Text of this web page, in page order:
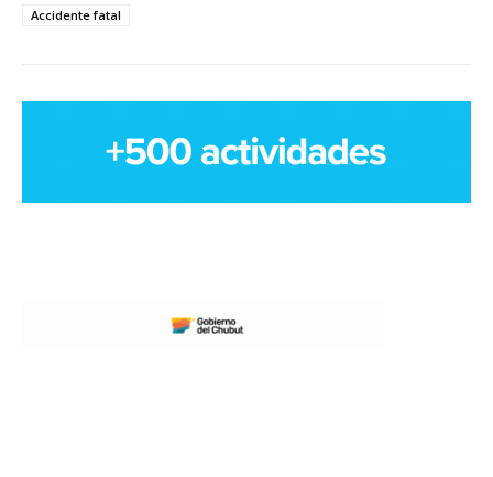
Accidente fatal